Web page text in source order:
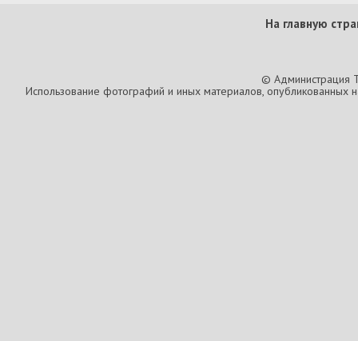
На главную
© Администрация
Использование фотографий и иных материалов, опубликованных